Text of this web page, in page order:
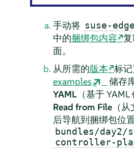
手动将 suse-
中的捆绑包内容
面。
从所需的版本 标
examples
储存
YAML（基于 YAML
Read from File（从
后导航到捆绑包位
bundles/day2/
controller-